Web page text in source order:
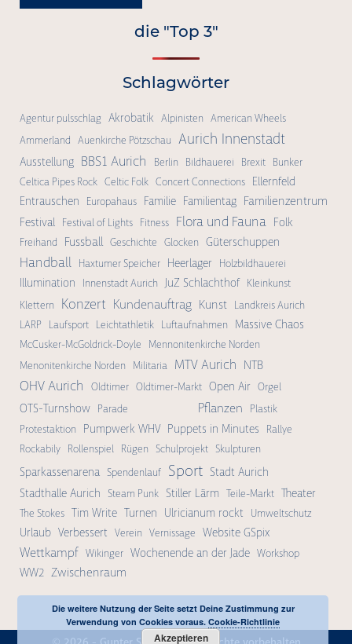
die "Top 3"
Schlagwörter
Agentur pulsschlag Akrobatik Alpinisten American Wheels
Ammerland Auenkirche Pötzschau Aurich Innenstadt
Ausstellung BBS1 Aurich Berlin Bildhauerei Brexit Bunker
Celtica Pipes Rock Celtic Folk Concert Connections Ellernfeld
Entrauschen
Europahaus Familie Familientag Familienzentrum
Festival Festival of Lights Fitness Flora und Fauna Folk
Freihand Fussball Geschichte Glocken Güterschuppen
Handball Haxtumer Speicher Heerlager Holzbildhauerei
Illumination Innenstadt Aurich JuZ Schlachthof Kleinkunst
Klettern
Konzert Kundenauftrag Kunst Landkreis Aurich
LARP Laufsport Leichtathletik Luftaufnahmen Massive Chaos
McCusker-McGoldrick-Doyle
Mennonitenkirche Norden
Menonitenkirche Norden
Militaria MTV Aurich NTB
OHV Aurich Oldtimer Oldtimer-Markt Open Air Orgel
OTS-Turnshow Parade Pflanzen
Plastik
Protestaktion
Pumpwerk WHV Puppets in Minutes
Rallye
Rockabily Rollenspiel Rügen Schulprojekt Skulpturen
Sparkassenarena Spendenlauf Sport Stadt Aurich
Stadthalle Aurich Steam Punk Stiller Lärm Teile-Markt Theater
The Stokes Tim Write Turnen Ulricianum rockt Umweltschutz
Urlaub Verbessert Verein Vernissage Website GSpix
Wettkampf Wikinger Wochenende an der Jade Workshop
WW2 Zwischenraum
Die weitere Nutzung der Seite setzt Deine Zustimmung zur
Verwendung von Cookies voraus.Cookie-Richtlinie
Akzeptieren